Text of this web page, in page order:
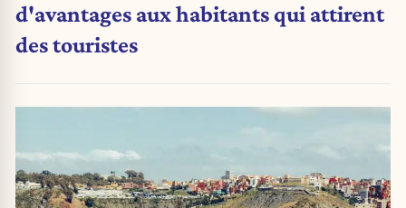
d'avantages aux habitants qui attirent
des touristes